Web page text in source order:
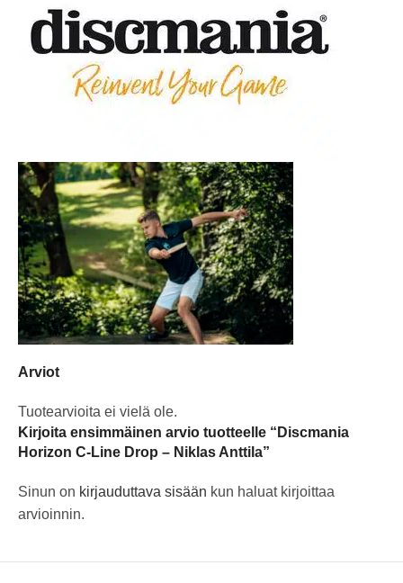
Arviot
Tuotearvioita ei vielä ole.
Kirjoita ensimmäinen arvio tuotteelle “Discmania
Horizon C-Line Drop – Niklas Anttila”
Sinun on kirjauduttava sisään kun haluat kirjoittaa
arvioinnin.